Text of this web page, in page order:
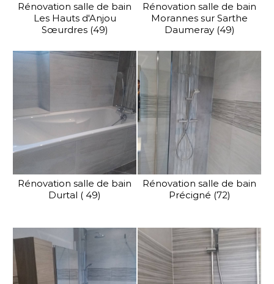
Rénovation salle de bain
Les Hauts d'Anjou
Sœurdres (49)
Rénovation salle de bain
Morannes sur Sarthe
Daumeray (49)
Rénovation salle de bain
Durtal ( 49)
Rénovation salle de bain
Précigné (72)